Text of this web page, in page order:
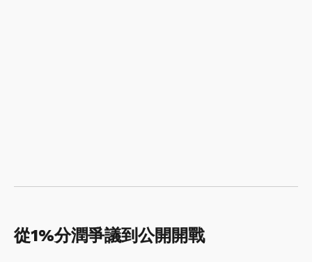
從1%分潤爭議到公開開戰